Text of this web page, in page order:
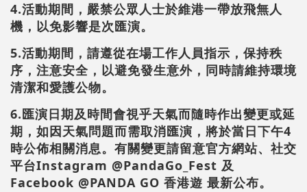
4.活動期間，嚴禁公眾人士於維港一帶放飛無人
機，以免影響是次匯演。
5.活動期間，請遵從在場工作人員指示，保持秩
序，注意安全，以避免發生意外，同時請維持環境
清潔和愛護公物。
6.匯演日期及時間會視乎天氣而隨時作出變更或延
期，如因天氣問題而需取消匯演，將於當日下午4
時公佈相關消息。有關變更請留意官方網站、社交
平台Instagram @PandaGo_Fest 及
Facebook @PANDA GO 香港遊 最新公布。